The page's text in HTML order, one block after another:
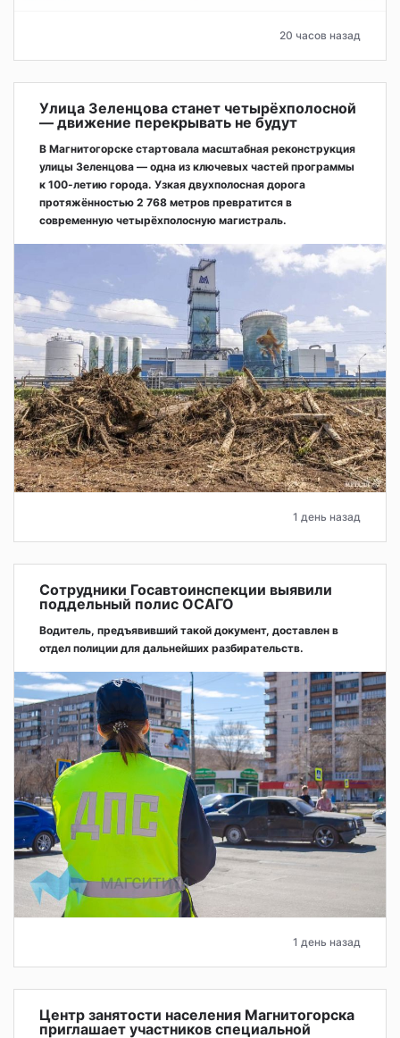
20 часов назад
Улица Зеленцова станет четырёхполосной
— движение перекрывать не будут
В Магнитогорске стартовала масштабная реконструкция
улицы Зеленцова — одна из ключевых частей программы
к 100-летию города. Узкая двухполосная дорога
протяжённостью 2 768 метров превратится в
современную четырёхполосную магистраль.
1 день назад
Сотрудники Госавтоинспекции выявили
поддельный полис ОСАГО
Водитель, предъявивший такой документ, доставлен в
отдел полиции для дальнейших разбирательств.
1 день назад
Центр занятости населения Магнитогорска
приглашает участников специальной